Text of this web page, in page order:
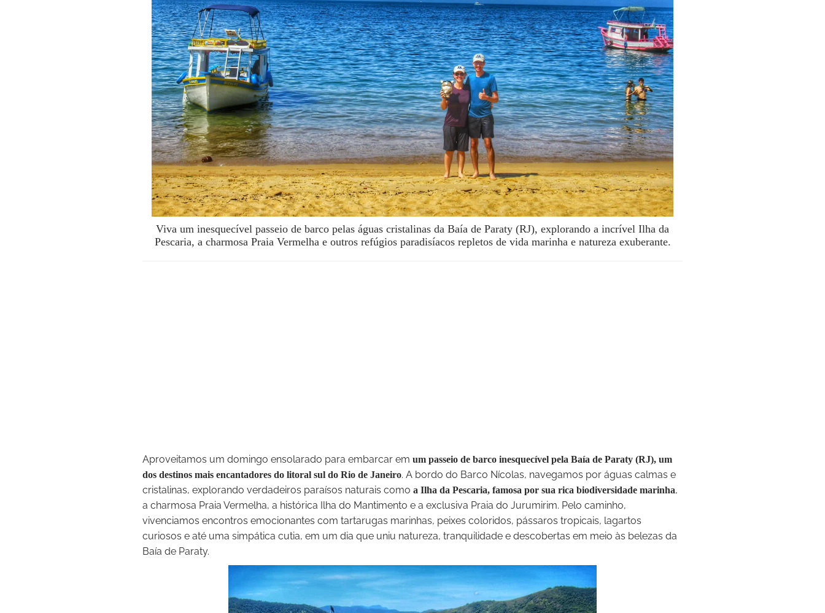
Viva um inesquecível passeio de barco pelas águas cristalinas da Baía de Paraty (RJ), explorando a incrível Ilha da
Pescaria, a charmosa Praia Vermelha e outros refúgios paradisíacos repletos de vida marinha e natureza exuberante.
Aproveitamos um domingo ensolarado para embarcar em um passeio de barco inesquecível pela Baía de Paraty (RJ), um
dos destinos mais encantadores do litoral sul do Rio de Janeiro. A bordo do Barco Nícolas, navegamos por águas calmas e
cristalinas, explorando verdadeiros paraísos naturais como a Ilha da Pescaria, famosa por sua rica biodiversidade marinha,
a charmosa Praia Vermelha, a histórica Ilha do Mantimento e a exclusiva Praia do Jurumirim. Pelo caminho,
vivenciamos encontros emocionantes com tartarugas marinhas, peixes coloridos, pássaros tropicais, lagartos
curiosos e até uma simpática cutia, em um dia que uniu natureza, tranquilidade e descobertas em meio às belezas da
Baía de Paraty.